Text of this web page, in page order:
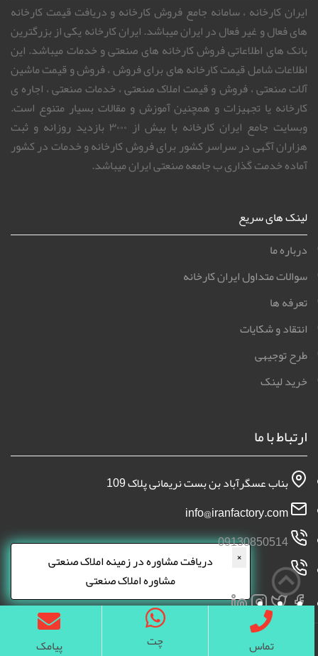
تماس چت پیامک
×
دریافت مشاوره در زمینه املاک صنعتی
مشاوره املاک صنعتی
ایران کارخانه ، سامانه جامع فروش کارخانه و دریافت قیمت کارخانه
های فعال و غیر فعال در ایران میباشد. ایران کارخانه یکی از بزرگترین
بانک های اطلاعاتی فروش کارخانه های صنعتی و خدمات میباشد. این
اطلاعات شامل قیمت کارخانه های برای فروش ، فروش و قیمت ماشین
آلات صنعتی ، فروش و قیمت املاک صنعتی ، خدمات صنعتی ، اجاره ی
کارخانه یا تجهیزات و همچنین آموزش و مقالات بسیار متنوع است.
وبسایت جامع ایران کارخانه با بیش از ۳۰۰۰ بازدید روزانه و ثبت
هزاران آگهی در سراسر کشور برای فروش کارخانه و خدمات در کشور
آماده خدمت گذاری ب جامعه صنعتی ایران میباشد.
لینک های سریع
درباره ما
سوالات متداول ایران کارخانه
تعرفه ها
انتقاد و شکایات
طرح توجیهی
خرید لینک
ارتباط با ما
بناب عسگرآباد بن بست نریمانی پلاک 109
09130850514